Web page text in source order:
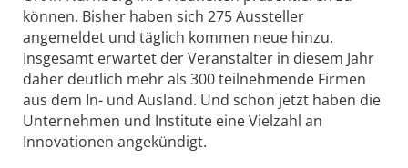
können. Bisher haben sich 275 Aussteller
angemeldet und täglich kommen neue hinzu.
Insgesamt erwartet der Veranstalter in diesem Jahr
daher deutlich mehr als 300 teilnehmende Firmen
aus dem In- und Ausland. Und schon jetzt haben die
Unternehmen und Institute eine Vielzahl an
Innovationen angekündigt.